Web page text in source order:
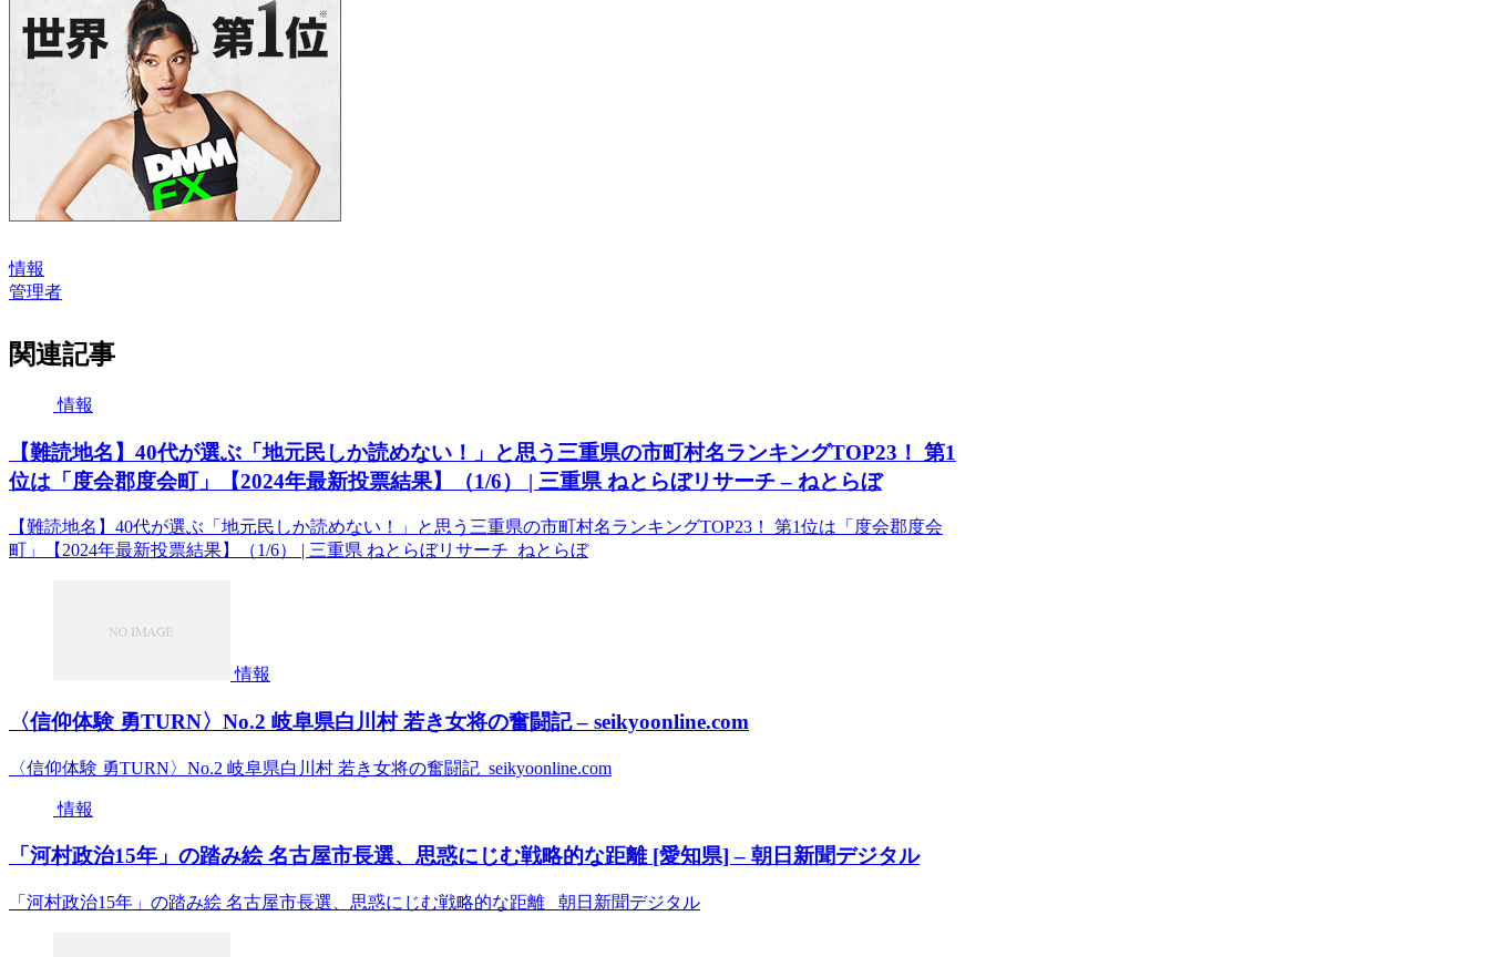
情報
管理者
関連記事
情報
【難読地名】40代が選ぶ「地元民しか読めない！」と思う三重県の市町村名ランキングTOP23！ 第1
位は「度会郡度会町」【2024年最新投票結果】（1/6） | 三重県 ねとらぼリサーチ – ねとらぼ
【難読地名】40代が選ぶ「地元民しか読めない！」と思う三重県の市町村名ランキングTOP23！ 第1位は「度会郡度会
町」【2024年最新投票結果】（1/6） | 三重県 ねとらぼリサーチ ねとらぼ
情報
〈信仰体験 勇TURN〉No.2 岐阜県白川村 若き女将の奮闘記 – seikyoonline.com
〈信仰体験 勇TURN〉No.2 岐阜県白川村 若き女将の奮闘記 seikyoonline.com
情報
「河村政治15年」の踏み絵 名古屋市長選、思惑にじむ戦略的な距離 [愛知県] – 朝日新聞デジタル
「河村政治15年」の踏み絵 名古屋市長選、思惑にじむ戦略的な距離 朝日新聞デジタル